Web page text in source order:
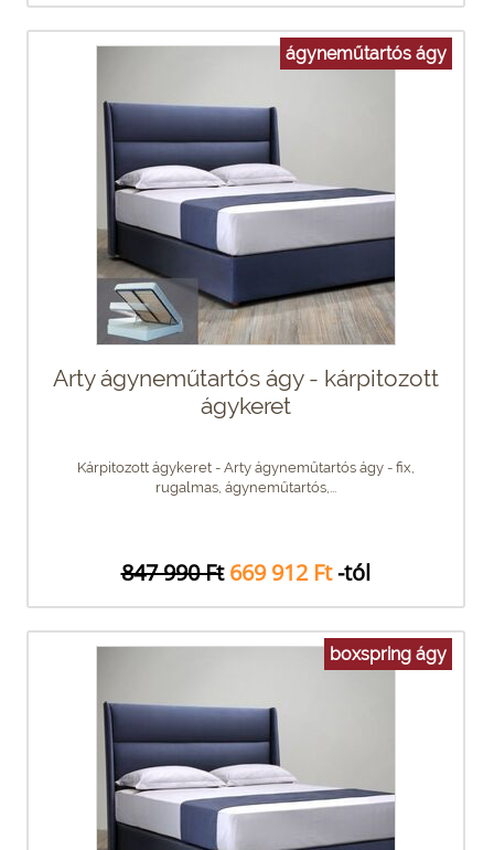
ágyneműtartós ágy
Arty ágyneműtartós ágy - kárpitozott
ágykeret
Kárpitozott ágykeret - Arty ágyneműtartós ágy - fix,
rugalmas, ágyneműtartós,...
847 990 Ft 669 912 Ft-tól
boxspring ágy